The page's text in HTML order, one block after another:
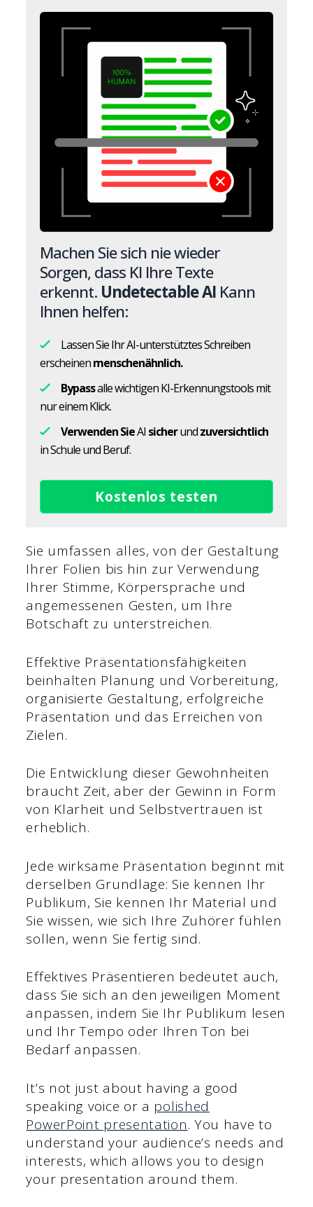
Machen Sie sich nie wieder
Sorgen, dass KI Ihre Texte
erkennt. Undetectable AI Kann
Ihnen helfen:
Lassen Sie Ihr AI-unterstütztes Schreiben
erscheinenmenschenähnlich.
Bypassalle wichtigen KI-Erkennungstools mit
nur einem Klick.
Verwenden SieAI sicherundzuversichtlich
in Schule und Beruf.
Kostenlos testen
Sie umfassen alles, von der Gestaltung
Ihrer Folien bis hin zur Verwendung
Ihrer Stimme, Körpersprache und
angemessenen Gesten, um Ihre
Botschaft zu unterstreichen.
Effektive Präsentationsfähigkeiten
beinhalten Planung und Vorbereitung,
organisierte Gestaltung, erfolgreiche
Präsentation und das Erreichen von
Zielen.
Die Entwicklung dieser Gewohnheiten
braucht Zeit, aber der Gewinn in Form
von Klarheit und Selbstvertrauen ist
erheblich.
Jede wirksame Präsentation beginnt mit
derselben Grundlage: Sie kennen Ihr
Publikum, Sie kennen Ihr Material und
Sie wissen, wie sich Ihre Zuhörer fühlen
sollen, wenn Sie fertig sind.
Effektives Präsentieren bedeutet auch,
dass Sie sich an den jeweiligen Moment
anpassen, indem Sie Ihr Publikum lesen
und Ihr Tempo oder Ihren Ton bei
Bedarf anpassen.
It’s not just about having a good
speaking voice or a polished
PowerPoint presentation. You have to
understand your audience’s needs and
interests, which allows you to design
your presentation around them.